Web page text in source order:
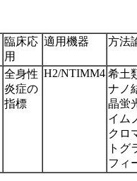
臨床応
用
適用機器 方法
全身性
炎症の
指標
H2/NTIMM4 希土
ナノ
晶蛍
イム
クロ
トグ
フィ